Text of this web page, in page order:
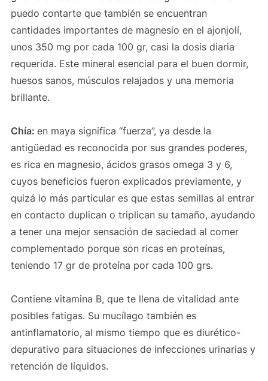
puedo contarte que también se encuentran
cantidades importantes de magnesio en el ajonjolí,
unos 350 mg por cada 100 gr, casi la dosis diaria
requerida. Este mineral esencial para el buen dormir,
huesos sanos, músculos relajados y una memoria
brillante.
Chía: en maya significa “fuerza”, ya desde la
antigüedad es reconocida por sus grandes poderes,
es rica en magnesio, ácidos grasos omega 3 y 6,
cuyos beneficios fueron explicados previamente, y
quizá lo más particular es que estas semillas al entrar
en contacto duplican o triplican su tamaño, ayudando
a tener una mejor sensación de saciedad al comer
complementado porque son ricas en proteínas,
teniendo 17 gr de proteína por cada 100 grs.
Contiene vitamina B, que te llena de vitalidad ante
posibles fatigas. Su mucílago también es
antinflamatorio, al mismo tiempo que es diurético-
depurativo para situaciones de infecciones urinarias y
retención de líquidos.